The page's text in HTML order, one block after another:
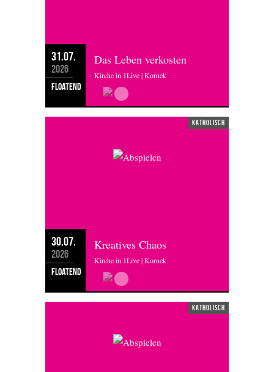
31.07.
2026
floatend
Das Leben verkosten
Kirche in 1Live | Kornek
katholisch
30.07.
2026
floatend
Kreatives Chaos
Kirche in 1Live | Kornek
katholisch